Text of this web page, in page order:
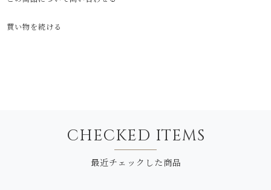
買い物を続ける
CHECKED I T E M S
最近チェック し た 商 品